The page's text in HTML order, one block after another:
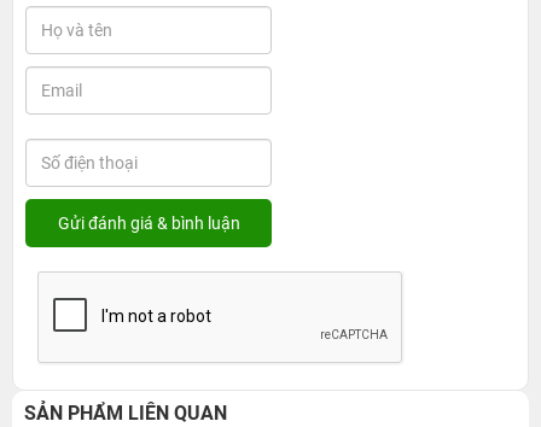
SẢN PHẨM LIÊN QUAN